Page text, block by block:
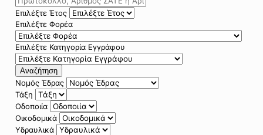
Επιλέξτε Έτος
Επιλέξτε Φορέα
Επιλέξτε Κατηγορία Εγγράφου
Αναζήτηση
Νομός Έδρας
Τάξη
Οδοποιία
Οικοδομικά
Υδραυλικά